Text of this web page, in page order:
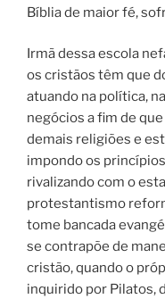
Bíblia de maior fé,
Irmã dessa escola
os cristãos têm que
atuando na política,
negócios a fim de
demais religiões e
impondo os
rivalizando com o
protestantismo
tome bancada
se contrapõe de
cristão, quando o
inquirido por Pilatos,